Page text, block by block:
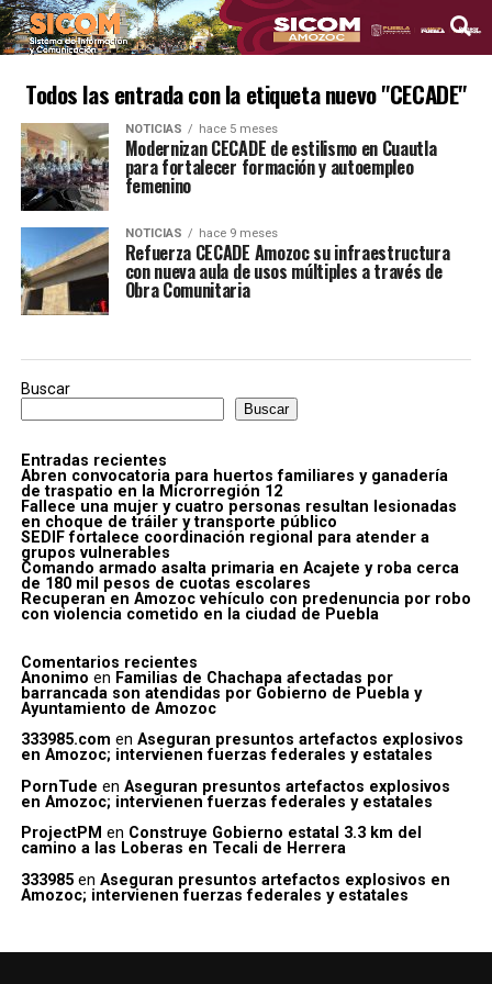
Todos las entrada con la etiqueta nuevo "CECADE"
NOTICIAS hace 5 meses
Modernizan CECADE de estilismo en Cuautla
para fortalecer formación y autoempleo
femenino
NOTICIAS hace 9 meses
Refuerza CECADE Amozoc su infraestructura
con nueva aula de usos múltiples a través de
Obra Comunitaria
Buscar
Buscar
Entradas recientes
Abren convocatoria para huertos familiares y ganadería
de traspatio en la Microrregión 12
Fallece una mujer y cuatro personas resultan lesionadas
en choque de tráiler y transporte público
SEDIF fortalece coordinación regional para atender a
grupos vulnerables
Comando armado asalta primaria en Acajete y roba cerca
de 180 mil pesos de cuotas escolares
Recuperan en Amozoc vehículo con predenuncia por robo
con violencia cometido en la ciudad de Puebla
Comentarios recientes
Anonimo en Familias de Chachapa afectadas por
barrancada son atendidas por Gobierno de Puebla y
Ayuntamiento de Amozoc
333985.com en Aseguran presuntos artefactos explosivos
en Amozoc; intervienen fuerzas federales y estatales
PornTude en Aseguran presuntos artefactos explosivos
en Amozoc; intervienen fuerzas federales y estatales
ProjectPM en Construye Gobierno estatal 3.3 km del
camino a las Loberas en Tecali de Herrera
333985en Aseguran presuntos artefactos explosivos en
Amozoc; intervienen fuerzas federales y estatales